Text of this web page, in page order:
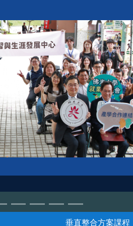
垂直整合方案課程